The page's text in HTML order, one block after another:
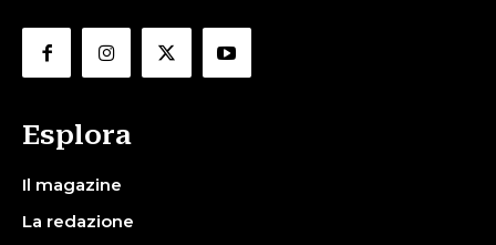
Esplora
Il magazine
La redazione